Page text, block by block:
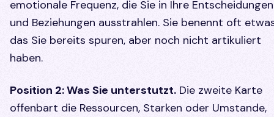
emotionale Frequenz, die Sie in Ihre Entscheidungen
und Beziehungen ausstrahlen. Sie benennt oft
das Sie bereits spuren, aber noch nicht artikuliert
haben.
Position 2: Was Sie unterstutzt. Die zweite Karte
offenbart die Ressourcen, Starken oder Umstande,